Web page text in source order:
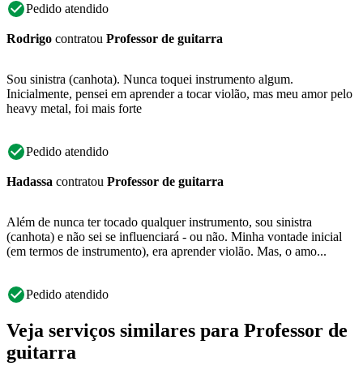
Pedido atendido
Rodrigo contratou Professor de guitarra
Sou sinistra (canhota). Nunca toquei instrumento algum.
Inicialmente, pensei em aprender a tocar violão, mas meu amor pelo
heavy metal, foi mais forte
Pedido atendido
Hadassa contratou Professor de guitarra
Além de nunca ter tocado qualquer instrumento, sou sinistra
(canhota) e não sei se influenciará - ou não. Minha vontade inicial
(em termos de instrumento), era aprender violão. Mas, o amo...
Pedido atendido
Veja serviços similares para Professor de
guitarra